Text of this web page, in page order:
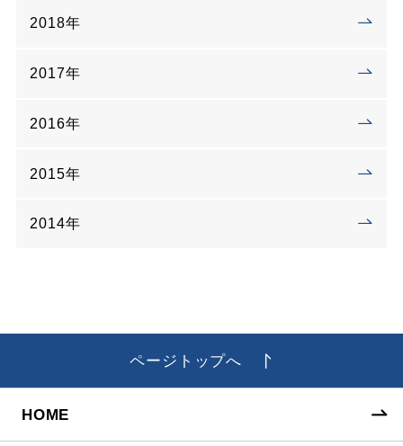
2018年
2017年
2016年
2015年
2014年
ページトップへ
HOME